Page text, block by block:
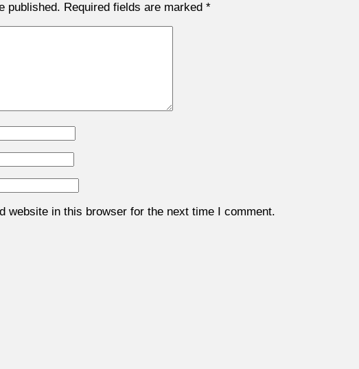
published. Required fields are marked *
website in this browser for the next time I comment.